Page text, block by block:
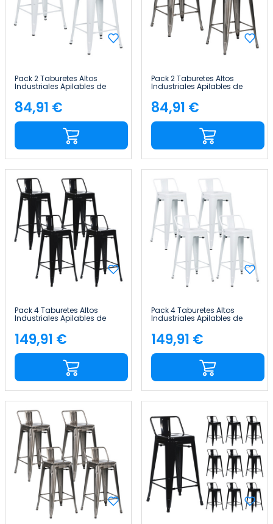
Pack 2 Taburetes Altos
Industriales Apilables de
Acero 41x41x85cm Thinia
Home
Precio
84,91 €
Pack 2 Taburetes Altos
Industriales Apilables de
Acero 41x41x85cm Thinia
Home
Precio
84,91 €
Pack 4 Taburetes Altos
Industriales Apilables de
Acero 41x41x85cm Thinia
Home
Precio
149,91 €
Pack 4 Taburetes Altos
Industriales Apilables de
Acero 41x41x85cm Thinia
Home
Precio
149,91 €